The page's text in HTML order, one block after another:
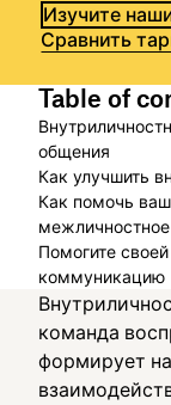
Изучите
Сравнить
Table of
общения
Как улучшить
Как помочь
Помогите
коммуникацию
команда
формирует